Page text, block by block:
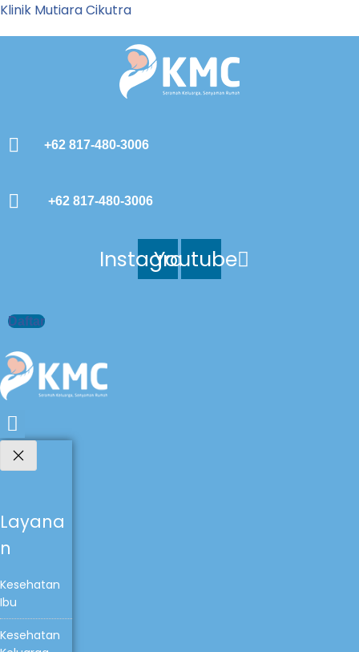
Klinik Mutiara Cikutra
+62 817-480-3006
+62 817-480-3006
Instagram
Youtube
Daftar
Layana
n
Kesehatan
Ibu
Kesehatan